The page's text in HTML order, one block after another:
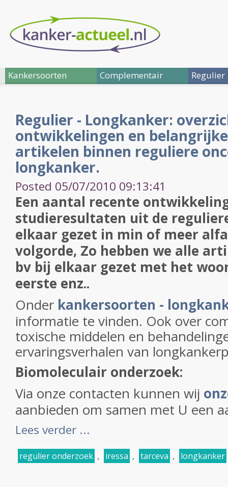
Kankersoorten Complementair Regulier
Regulier - Longkanker:
ontwikkelingen en
artikelen binnen reguliere
longkanker.
Posted 05/07/2010 09:13:41
Een aantal recente
studieresultaten uit de
elkaar gezet in min of meer
volgorde, Zo hebben we alle
bv bij elkaar gezet met het
eerste enz..
Onder kankersoorten -
informatie te vinden. Ook over
toxische middelen en
ervaringsverhalen van
Biomoleculair onderzoek:
Via onze contacten kunnen wij
aanbieden om samen met U een
Lees verder ...
regulier onderzoek , iressa , tarceva , longkanker